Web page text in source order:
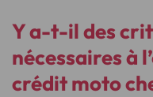
Y a-t-il des
nécessaires à
crédit moto